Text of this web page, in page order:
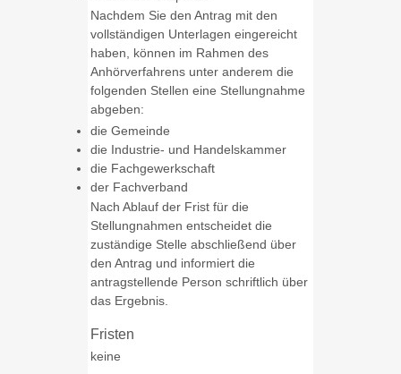
Nachdem Sie den Antrag mit den
vollständigen Unterlagen eingereicht
haben, können im Rahmen des
Anhörverfahrens unter anderem die
folgenden Stellen eine Stellungnahme
abgeben:
die Gemeinde
die Industrie- und Handelskammer
die Fachgewerkschaft
der Fachverband
Nach Ablauf der Frist für die
Stellungnahmen entscheidet die
zuständige Stelle abschließend über
den Antrag und informiert die
antragstellende Person schriftlich über
das Ergebnis.
Fristen
keine